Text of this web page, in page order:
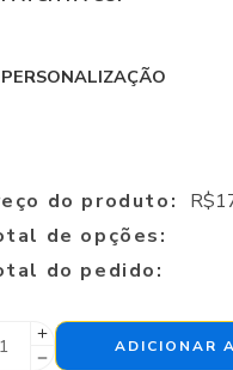
PERSONALIZAÇÃO
do produto: R$
de opções:
do pedido:
ADICIONAR